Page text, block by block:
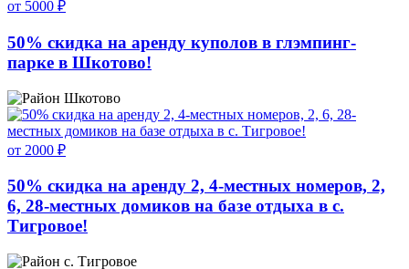
от 5000 ₽
50% скидка на аренду куполов в глэмпинг-
парке в Шкотово!
Шкотово
от 2000 ₽
50% скидка на аренду 2, 4-местных номеров, 2,
6, 28-местных домиков на базе отдыха в с.
Тигровое!
с. Тигровое